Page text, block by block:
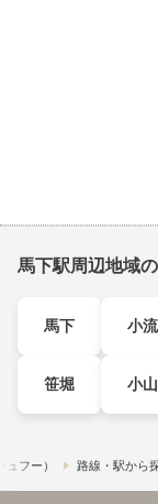
馬下駅周辺地域
馬下 小流
笹堀 小
フー） 路線・駅から